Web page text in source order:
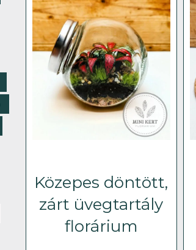
Közepes döntött,
zárt üvegtartály
florárium